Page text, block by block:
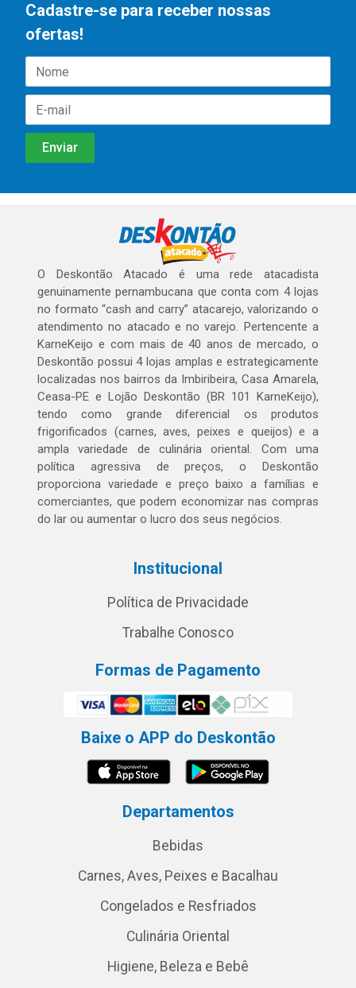
Cadastre-se para receber nossas
ofertas!
O Deskontão Atacado é uma rede atacadista
genuinamente pernambucana que conta com 4 lojas
no formato “cash and carry” atacarejo, valorizando o
atendimento no atacado e no varejo. Pertencente a
KarneKeijo e com mais de 40 anos de mercado, o
Deskontão possui 4 lojas amplas e estrategicamente
localizadas nos bairros da Imbiribeira, Casa Amarela,
Ceasa-PE e Lojão Deskontão (BR 101 KarneKeijo),
tendo como grande diferencial os produtos
frigorificados (carnes, aves, peixes e queijos) e a
ampla variedade de culinária oriental. Com uma
política agressiva de preços, o Deskontão
proporciona variedade e preço baixo a famílias e
comerciantes, que podem economizar nas compras
do lar ou aumentar o lucro dos seus negócios.
Institucional
Política de Privacidade
Trabalhe Conosco
Formas de Pagamento
Baixe o APP do Deskontão
Departamentos
Bebidas
Carnes, Aves, Peixes e Bacalhau
Congelados e Resfriados
Culinária Oriental
Higiene, Beleza e Bebê